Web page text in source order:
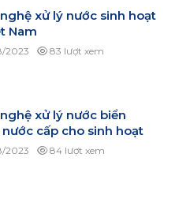
xử lý nước sinh hoạt
Nam
2023 83 lượt xem
xử lý nước biển
cấp cho sinh hoạt
2023 84 lượt xem